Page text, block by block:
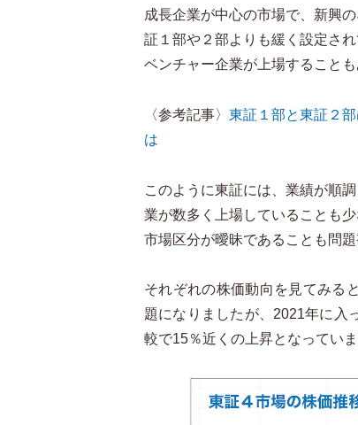
成長企業が中心の市場で、新興
証１部や２部よりも緩く設定さ
ベンチャー企業が上場することも
〈参考記事〉東証１部と東証２
は
このように東証には、業績が順
業が数多く上場していることも
市場区分が曖昧であることも問題
それぞれの株価動向を見てみる
題になりましたが、2021年に入
較で15％近くの上昇となっていま